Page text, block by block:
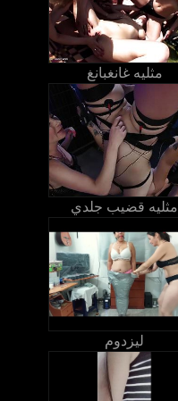
مثليه غانغبانغ
مثليه قضيب جلدي
ليزدوم